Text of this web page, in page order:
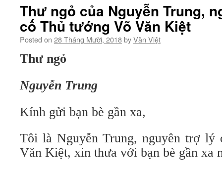
Thư ngỏ của Nguyễn Trung,
cố Thủ tướng Võ Văn Kiệt
Posted on 28 Tháng Mười, 2018byVăn Việt
Thư ngỏ
Nguyễn Trung
Kính gửi bạn bè gần xa,
Tôi là Nguyễn Trung, nguyên trợ lý
Văn Kiệt, xin thưa với bạn bè gần xa